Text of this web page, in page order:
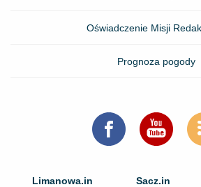
Oświadczenie Misji
Prognoza pogody
Limanowa.in Sacz.in